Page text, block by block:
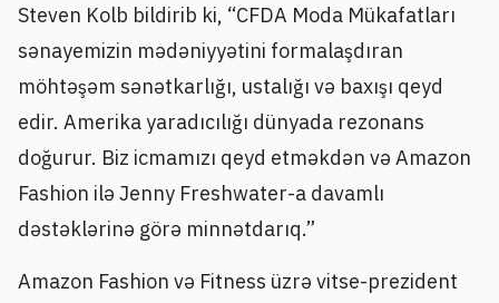
Steven Kolb bildirib ki, “CFDA Moda Mükafatları
sənayemizin mədəniyyətini formalaşdıran
möhtəşəm sənətkarlığı, ustalığı və baxışı qeyd
edir. Amerika yaradıcılığı dünyada rezonans
doğurur. Biz icmamızı qeyd etməkdən və Amazon
Fashion ilə Jenny Freshwater-a davamlı
dəstəklərinə görə minnətdarıq.”
Amazon Fashion və Fitness üzrə vitse-prezident